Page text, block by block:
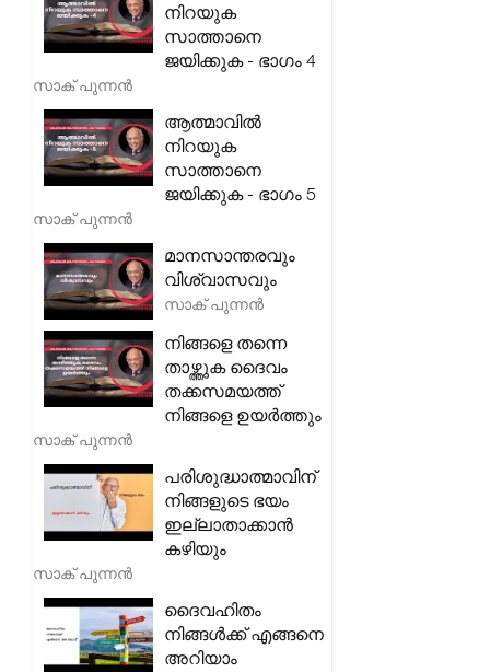
നിറയുക
സാത്താനെ
ജയിക്കുക - ഭാഗം 4
സാക് പുന്നൻ
ആത്മാവിൽ
നിറയുക
സാത്താനെ
ജയിക്കുക - ഭാഗം 5
സാക് പുന്നൻ
മാനസാന്തരവും
വിശ്വാസവും
സാക് പുന്നൻ
നിങ്ങളെ തന്നെ
താഴ്ത്തുക ദൈവം
തക്കസമയത്ത്
നിങ്ങളെ ഉയർത്തും
സാക് പുന്നൻ
പരിശുദ്ധാത്മാവിന്
നിങ്ങളുടെ ഭയം
ഇല്ലാതാക്കാൻ
കഴിയും
സാക് പുന്നൻ
ദൈവഹിതം
നിങ്ങൾക്ക് എങ്ങനെ
അറിയാം